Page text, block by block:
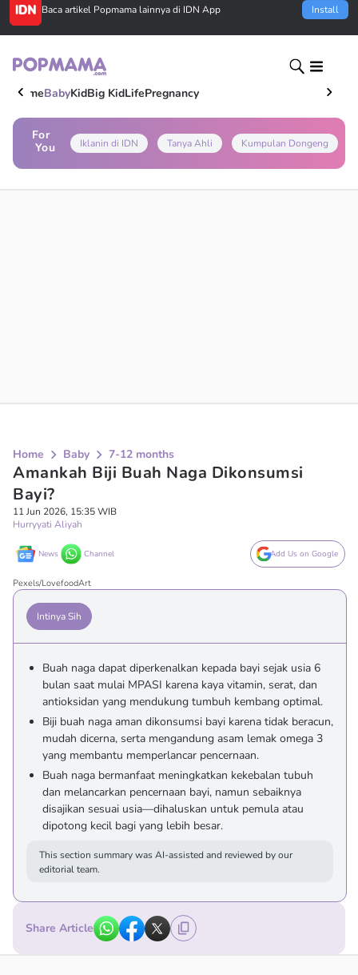
Baca artikel Popmama lainnya di IDN App Install
HomeBabyKidBig KidLifePregnancy
For
You
Iklanin di IDN Tanya Ahli Kumpulan Dongeng
Home Baby 7-12 months
Amankah Biji Buah Naga Dikonsumsi
Bayi?
11 Jun 2026, 15:35 WIB
Hurryyati Aliyah
News Channel Add Us on Google
Pexels/LovefoodArt
Intinya Sih
Buah naga dapat diperkenalkan kepada bayi sejak usia 6
bulan saat mulai MPASI karena kaya vitamin, serat, dan
antioksidan yang mendukung tumbuh kembang optimal.
Biji buah naga aman dikonsumsi bayi karena tidak beracun,
mudah dicerna, serta mengandung asam lemak omega 3
yang membantu memperlancar pencernaan.
Buah naga bermanfaat meningkatkan kekebalan tubuh
dan melancarkan pencernaan bayi, namun sebaiknya
disajikan sesuai usia—dihaluskan untuk pemula atau
dipotong kecil bagi yang lebih besar.
This section summary was AI-assisted and reviewed by our
editorial team.
Share Article